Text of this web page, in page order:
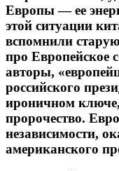
Европы — ее
этой ситуации
вспомнили
про Европейское
авторы,
российского
ироничном ключе,
пророчество.
независимости,
американского